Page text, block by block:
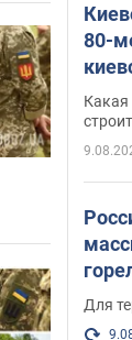
80-
Какая
Для